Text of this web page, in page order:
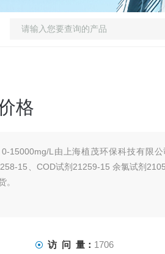
格
15000mg/L由上海植茂环保科技有限
15、COD试剂21259-15 余氯试剂
。
访 问 量： 1706